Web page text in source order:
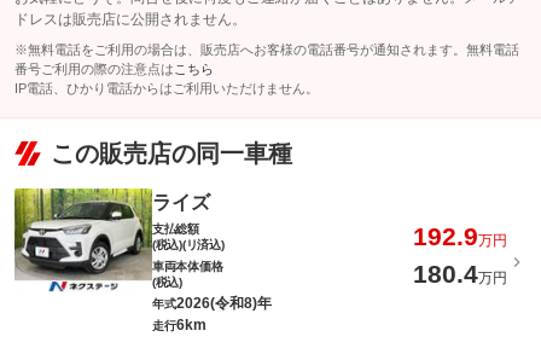
ドレスは販売店に公開されません。
※無料電話をご利用の場合は、販売店へお客様の電話番号が通知されます。無料電話
番号ご利用の際の注意点は こちら
IP電話、ひかり電話からはご利用いただけません。
この販売店の同一車種
ライズ
支払総額
(税込)(リ済込)
192.9万円
車両本体価格
(税込)
180.4万円
年式2026(令和8)年
走行6km